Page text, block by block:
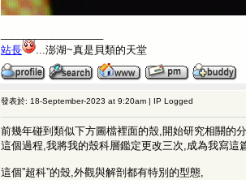
站長
...澎湖~真是貝類的天堂
發表於: 18-September-2023 at 9:20am | IP Logged
前幾年碰到類似下方圖檔裡面的殼,開始研究相關的
這個過程,我將我的殼科層鑑定更改三次,成為我寫這
這個”超科”的殼,外觀與解剖都有特別的型態,